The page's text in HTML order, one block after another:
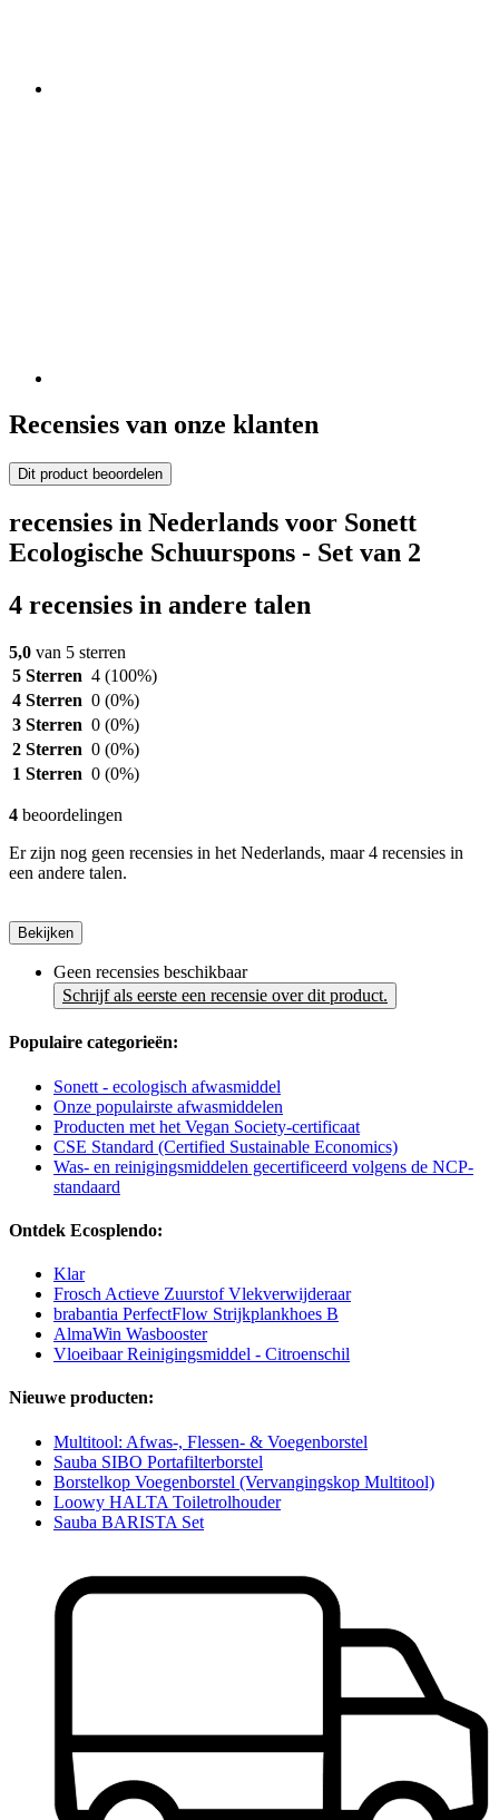
Recensies van onze klanten
Dit product beoordelen
recensies in Nederlands voor Sonett
Ecologische Schuurspons - Set van 2
4 recensies in andere talen
5,0 van 5 sterren
5 Sterren 4 (100%)
4 Sterren 0 (0%)
3 Sterren 0 (0%)
2 Sterren 0 (0%)
1 Sterren 0 (0%)
4 beoordelingen
Er zijn nog geen recensies in het Nederlands, maar 4 recensies in
een andere talen.
Bekijken
Geen recensies beschikbaar
Schrijf als eerste een recensie over dit product.
Populaire categorieën:
Sonett - ecologisch afwasmiddel
Onze populairste afwasmiddelen
Producten met het Vegan Society-certificaat
CSE Standard (Certified Sustainable Economics)
Was- en reinigingsmiddelen gecertificeerd volgens de NCP-
standaard
Ontdek Ecosplendo:
Klar
Frosch Actieve Zuurstof Vlekverwijderaar
brabantia PerfectFlow Strijkplankhoes B
AlmaWin Wasbooster
Vloeibaar Reinigingsmiddel - Citroenschil
Nieuwe producten:
Multitool: Afwas-, Flessen- & Voegenborstel
Sauba SIBO Portafilterborstel
Borstelkop Voegenborstel (Vervangingskop Multitool)
Loowy HALTA Toiletrolhouder
Sauba BARISTA Set